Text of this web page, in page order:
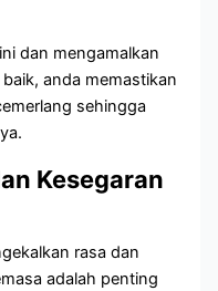
dan mengamalkan
anda memastikan
sehingga
Kesegaran
rasa dan
adalah penting